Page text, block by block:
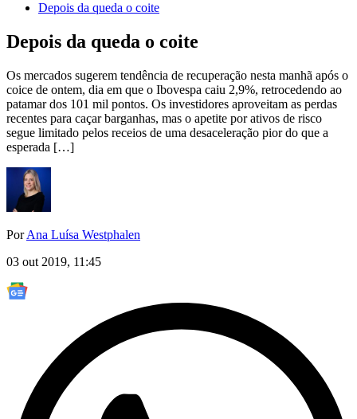
Depois da queda o coite
Depois da queda o coite
Os mercados sugerem tendência de recuperação nesta manhã após o
coice de ontem, dia em que o Ibovespa caiu 2,9%, retrocedendo ao
patamar dos 101 mil pontos. Os investidores aproveitam as perdas
recentes para caçar barganhas, mas o apetite por ativos de risco
segue limitado pelos receios de uma desaceleração pior do que a
esperada […]
PorAna Luísa Westphalen
03 out 2019, 11:45